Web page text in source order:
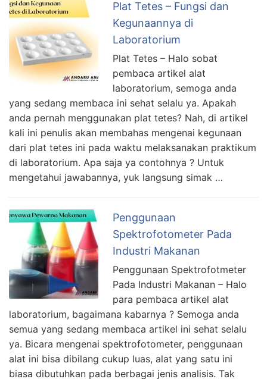
Plat Tetes – Fungsi dan
Kegunaannya di
Laboratorium
Plat Tetes – Halo sobat
pembaca artikel alat
laboratorium, semoga anda
yang sedang membaca ini sehat selalu ya. Apakah
anda pernah menggunakan plat tetes? Nah, di artikel
kali ini penulis akan membahas mengenai kegunaan
dari plat tetes ini pada waktu melaksanakan praktikum
di laboratorium. Apa saja ya contohnya ? Untuk
mengetahui jawabannya, yuk langsung simak …
Penggunaan
Spektrofotometer Pada
Industri Makanan
Penggunaan Spektrofotmeter
Pada Industri Makanan – Halo
para pembaca artikel alat
laboratorium, bagaimana kabarnya ? Semoga anda
semua yang sedang membaca artikel ini sehat selalu
ya. Bicara mengenai spektrofotometer, penggunaan
alat ini bisa dibilang cukup luas, alat yang satu ini
biasa dibutuhkan pada berbagai jenis analisis. Tak